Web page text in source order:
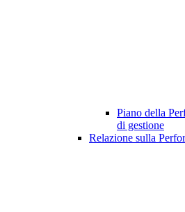
Piano della
di gestione
Relazione sulla